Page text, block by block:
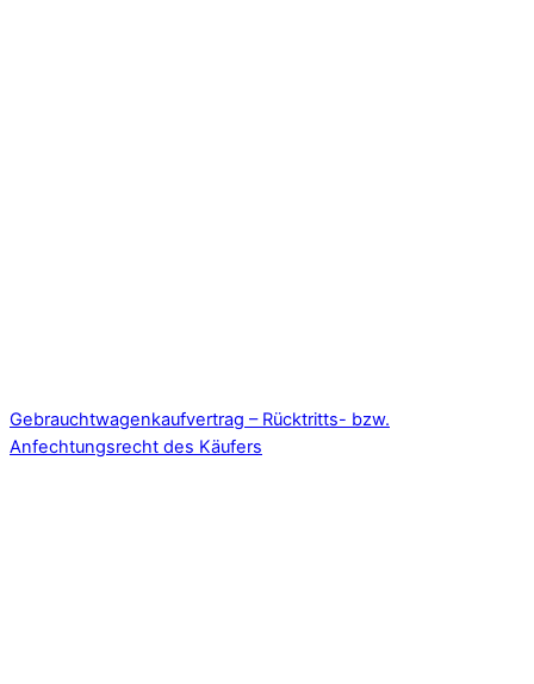
Gebrauchtwagenkaufvertrag – Rücktritts- bzw.
Anfechtungsrecht des Käufers